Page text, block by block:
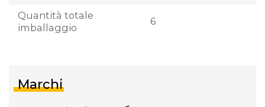
Quantità totale
imballaggio
6
Marchi